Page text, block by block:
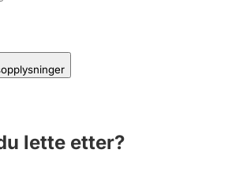
lette etter?